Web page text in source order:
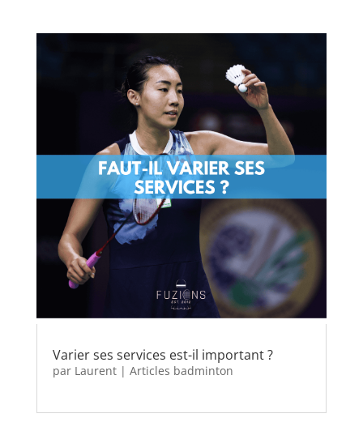
Varier ses services est-il important ?
par Laurent| Articles badminton